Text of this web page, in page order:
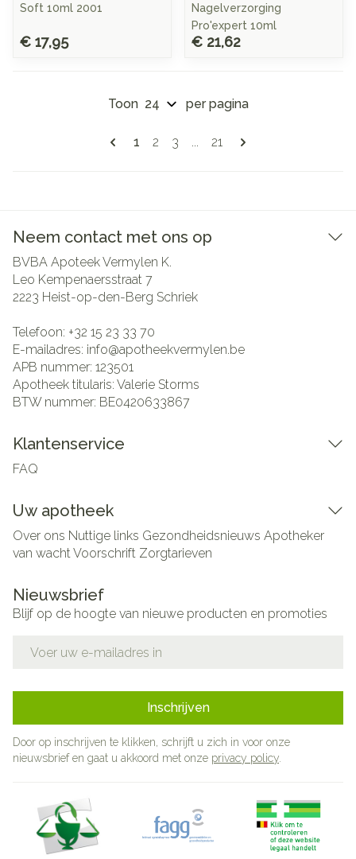
Soft 10ml 2001
€ 17,95
Nagelverzorging
Pro'expert 10ml
€ 21,62
Pagina's
U lees momenteel pagina
1 Pagina
2 Pagina
3 ... Pagina
21
Toon per pagina
Neem contact met ons op
BVBA Apoteek Vermylen K.
Leo Kempenaersstraat 7
2223 Heist-op-den-Berg Schriek
Telefoon: +32 15 23 33 70
E-mailadres: info@apotheekvermylen.be
APB nummer: 123501
Apotheek titularis: Valerie Storms
BTW nummer: BE0420633867
Klantenservice
FAQ
Uw apotheek
Over ons Nuttige links Gezondheidsnieuws Apotheker
van wachtVoorschrift Zorgtarieven
Nieuwsbrief
Blijf op de hoogte van nieuwe producten en promoties
Inschrijven
Door op inschrijven te klikken, schrijft u zich in voor onze
nieuwsbrief en gaat u akkoord met onze privacy policy